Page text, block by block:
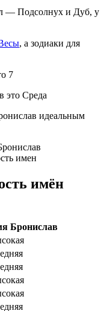
— Подсолнух и Дуб, у
, а зодиаки для
7
это Среда
идеальным
имен
имён
Бронислав